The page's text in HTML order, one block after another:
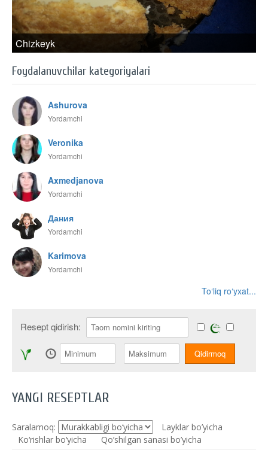
Chizkeyk
Foydalanuvchilar kategoriyalari
Ashurova
Yordamchi
Veronika
Yordamchi
Axmedjanova
Yordamchi
Дания
Yordamchi
Karimova
Yordamchi
To‘liq ro‘yxat...
Resept qidirish:
YANGI RESEPTLAR
Saralamoq:
Layklar bo’yicha
Ko‘rishlar bo‘yicha
Qo’shilgan sanasi bo’yicha